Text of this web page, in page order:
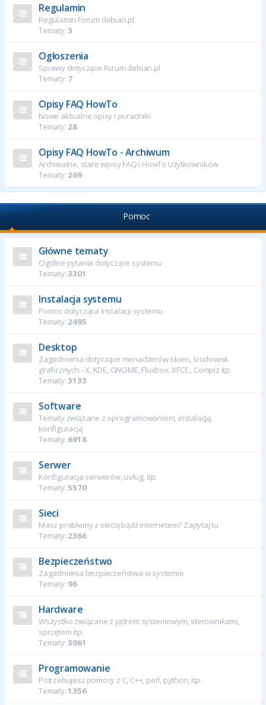
Regulamin
Regulamin Forum debian.pl
Tematy:3
Ogłoszenia
Sprawy dotyczące Forum debian.pl
Tematy: 7
Opisy FAQ HowTo
Nowe aktualne opisy i poradniki
Tematy: 28
Opisy FAQ HowTo - Archiwum
Archiwalne, stare wpisy FAQ i HowTo Użytkowników
Tematy: 269
Pomoc
Główne tematy
Ogólne pytania dotyczące systemu
Tematy:3301
Instalacja systemu
Pomoc dotycząca instalacji systemu
Tematy: 2495
Desktop
Zagadnienia dotyczące menadżerów okien, środowisk
graficznych - X, KDE, GNOME, Fluxbox, XFCE., Compiz itp.
Tematy:3133
Software
Tematy związane z oprogramowaniem, instalacją,
konfiguracją
Tematy: 6918
Serwer
Konfiguracja serwerów, usług, itp.
Tematy:5570
Sieci
Masz problemy z siecią bądź internetem? Zapytaj tu
Tematy: 2366
Bezpieczeństwo
Zagadnienia bezpieczeństwa w systemie
Tematy: 96
Hardware
Wszystko związane z jądrem systemowym, sterownikami,
sprzętem itp.
Tematy:3061
Programowanie
Potrzebujesz pomocy z C, C++, perl, python, itp.
Tematy:1356